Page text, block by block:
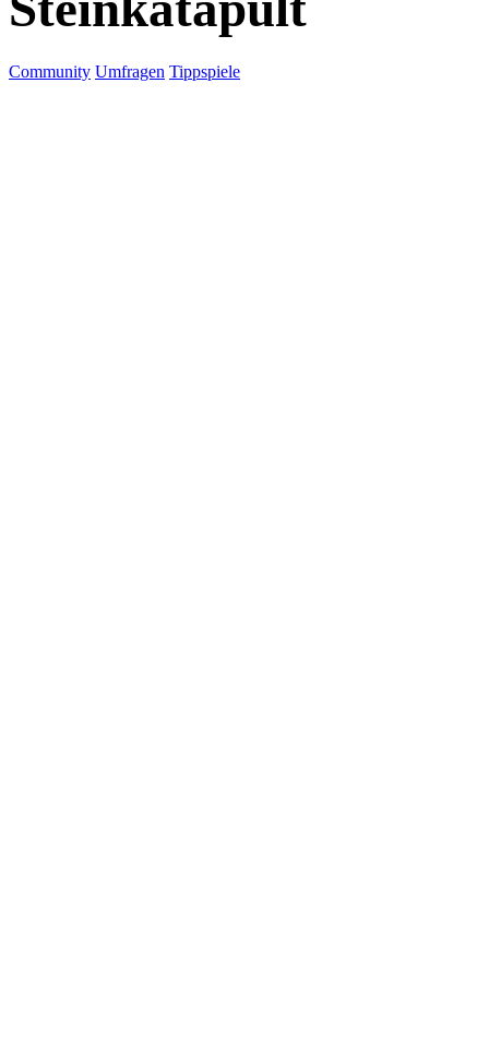
Community Umfragen Tippspiele